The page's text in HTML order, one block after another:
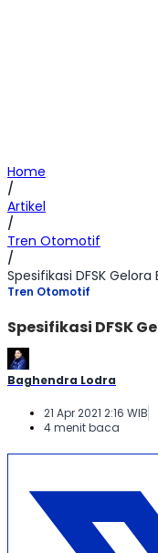
Home
/
Artikel
/
Tren Otomotif
/
Spesifikasi DFSK Gelora
Tren Otomotif
Spesifikasi DFSK
Baghendra Lodra
21 Apr 2021 2:16 WIB
4 menit baca